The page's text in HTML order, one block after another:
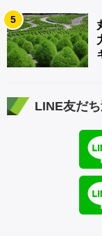
5
LINE友だ